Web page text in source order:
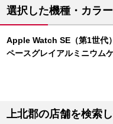
選択した機種・カラー
Apple Watch SE（第1世代
ペースグレイアルミニウム
上北郡の店舗を検索